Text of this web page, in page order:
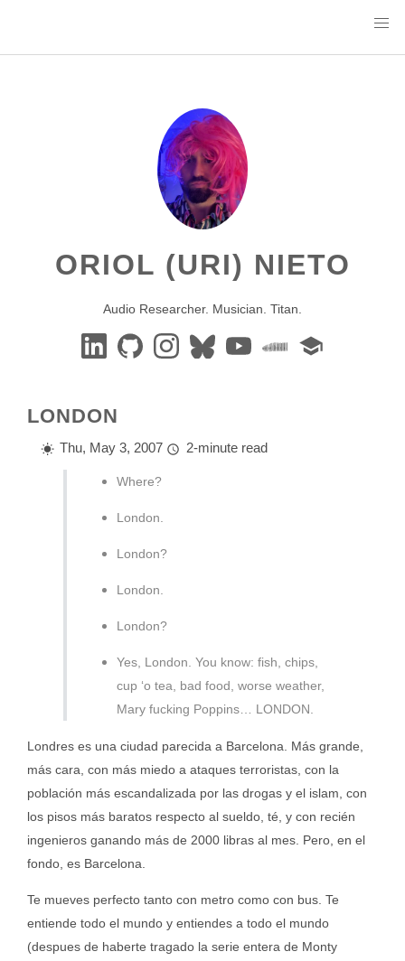
ORIOL (URI) NIETO
Audio Researcher. Musician. Titan.
LONDON
Thu, May 3, 2007 2-minute read
Where?
London.
London?
London.
London?
Yes, London. You know: fish, chips,
cup ‘o tea, bad food, worse weather,
Mary fucking Poppins… LONDON.
Londres es una ciudad parecida a Barcelona. Más grande,
más cara, con más miedo a ataques terroristas, con la
población más escandalizada por las drogas y el islam, con
los pisos más baratos respecto al sueldo, té, y con recién
ingenieros ganando más de 2000 libras al mes. Pero, en el
fondo, es Barcelona.
Te mueves perfecto tanto con metro como con bus. Te
entiende todo el mundo y entiendes a todo el mundo
(despues de haberte tragado la serie entera de Monty